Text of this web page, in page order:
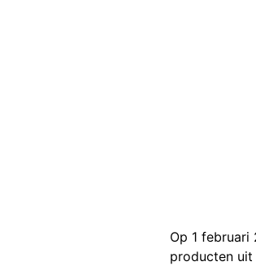
Op 1
producten